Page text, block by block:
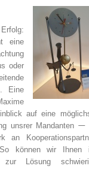
eine
oder
Eine
auf eine
unsrer Mandanten —
an
können wir Ihnen
zur Lösung